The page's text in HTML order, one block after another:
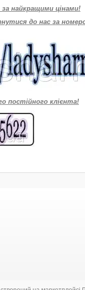
за найкращими цінами!
до нас за
постійного клієнта!